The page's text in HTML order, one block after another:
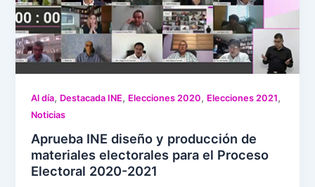
Al día, Destacada INE, Elecciones 2020, Elecciones 2021,
Noticias
Aprueba INE diseño y producción de
materiales electorales para el Proceso
Electoral 2020-2021